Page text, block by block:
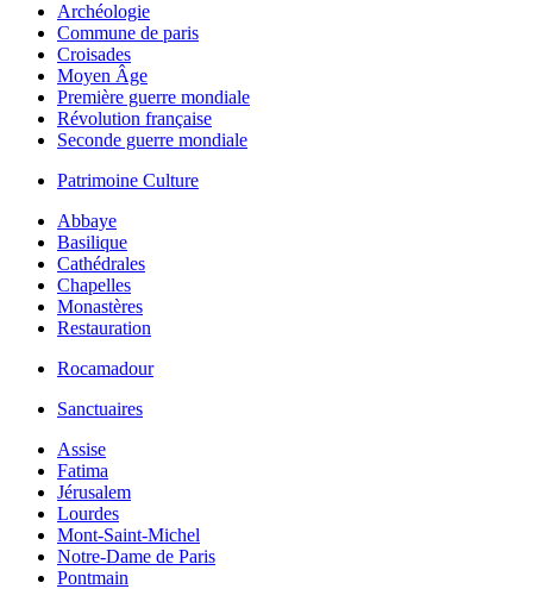
Archéologie
Commune de paris
Croisades
Moyen Âge
Première guerre mondiale
Révolution française
Seconde guerre mondiale
Patrimoine Culture
Abbaye
Basilique
Cathédrales
Chapelles
Monastères
Restauration
Rocamadour
Sanctuaires
Assise
Fatima
Jérusalem
Lourdes
Mont-Saint-Michel
Notre-Dame de Paris
Pontmain